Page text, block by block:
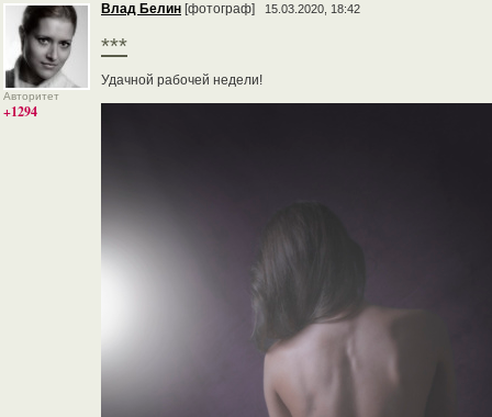
Авторитет
+1294
Влад Белин [фотограф] 15.03.2020, 18:42
***
Удачной рабочей недели!